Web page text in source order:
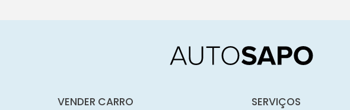
VENDER CARRO SERVIÇOS